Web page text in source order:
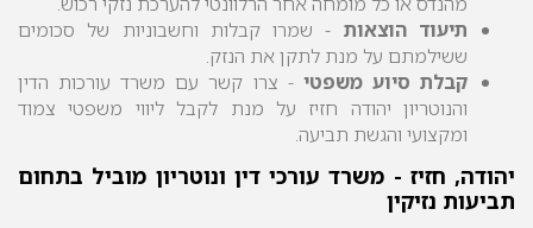
תיעוד הוצאות - שמרוקבלות וחשבוניות של סכומים
ששילמתם על מנת לתקן את הנזק.
קבלת סיוע משפטי- צרו קשר עם משרד עורכות הדין
והנוטריון יהודה חזיז על מנת לקבל ליווי משפטי צמוד
ומקצועי והגשת תביעה.
יהודה, חזיז - משרד עורכי דין ונוטריון מוביל בתחום
תביעות נזיקין